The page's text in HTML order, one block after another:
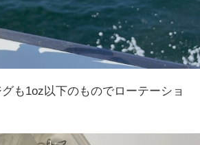
も1oz以下のものでローテーショ